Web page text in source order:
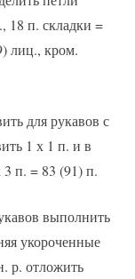
18 п. складки =
лиц., кром.
для рукавов с
1 х 1 п. и в
п. = 83 (91) п.
выполнить
укороченные
р. отложить